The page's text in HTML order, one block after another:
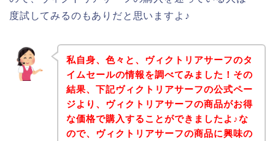
度試してみるのもありだと思いますよ♪
私自身、色々と、ヴィクトリアサーフのタ
イムセールの情報を調べてみました！その
結果、下記ヴィクトリアサーフの公式ペー
ジより、ヴィクトリアサーフの商品がお得
な価格で購入することができましたよ♪な
ので、ヴィクトリアサーフの商品に興味の